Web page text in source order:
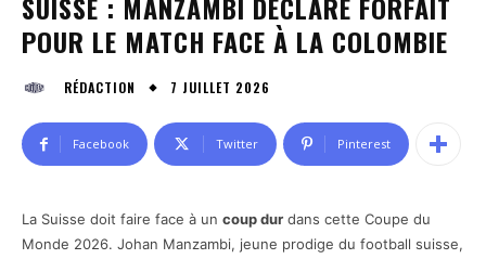
POUR LE MATCH FACE À LA COLOMBIE
RÉDACTION 7 JUILLET 2026
Facebook Twitter Pinterest
La Suisse doit faire face à un coup dur dans cette Coupe du
Monde 2026. Johan Manzambi, jeune prodige du football suisse,